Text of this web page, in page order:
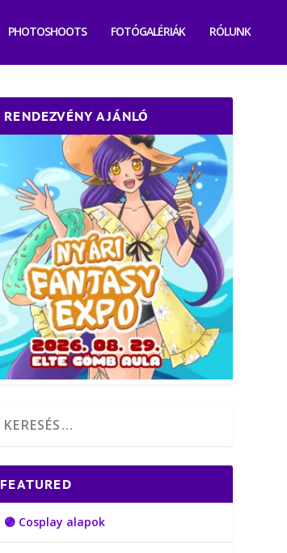
PHOTOSHOOTS FOTÓGALÉRIÁK RÓLUNK
RENDEZVÉNY AJÁNLÓ
FEATURED
🟣 Cosplay alapok